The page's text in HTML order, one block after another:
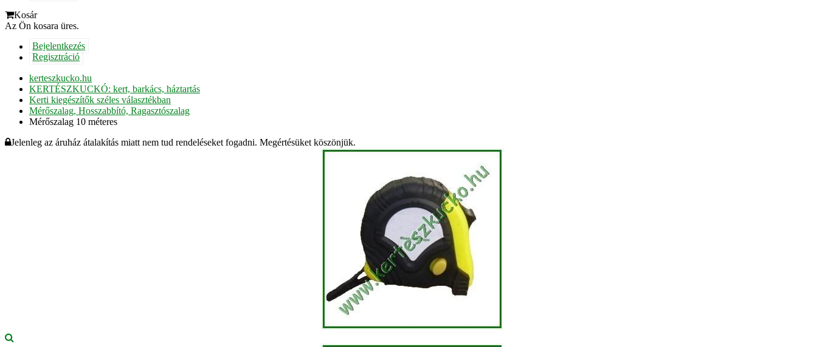
Kosár
Az Ön kosara üres.
Bejelentkezés
Regisztráció
kerteszkucko.hu
KERTÉSZKUCKÓ: kert, barkács, háztartás
Kerti kiegészítők széles választékban
Mérőszalag, Hosszabbító, Ragasztószalag
Mérőszalag 10 méteres
Jelenleg az áruház átalakítás miatt nem tud rendeléseket fogadni. Megértésüket köszönjük.